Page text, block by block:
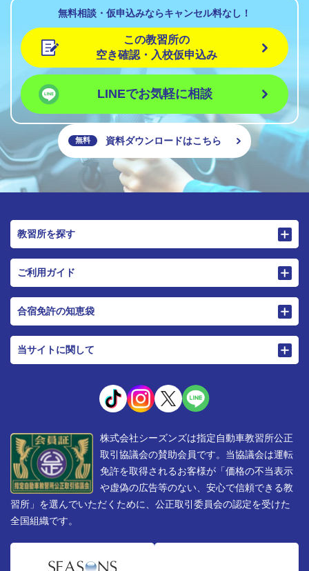
無料相談・仮申込みならキャンセル料なし！
この教習所の
空き確認・入校仮申込み
LINEでお気軽に相談
無料 資料ダウンロードはこちら
教習所を探す
ご利用ガイド
合宿免許の知恵袋
当サイトに関して
株式会社シーズンズは指定自動車教習所公正
取引協議会の賛助会員です。当協議会は運転
免許を取得されるお客様が「価格の不当表示
や虚偽の広告等のない、安心で信頼できる教
習所」を選んでいただくために、公正取引委員会の認定を受けた
全国組織です。